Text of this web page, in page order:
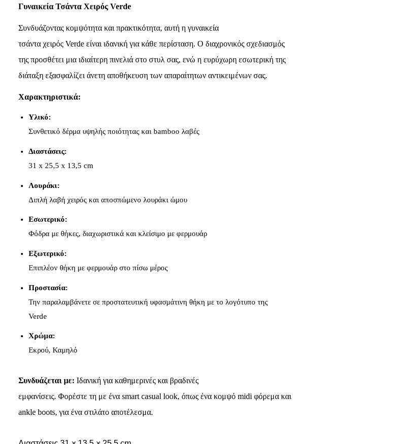
Γυναικεία Τσάντα Χειρός Verde
Συνδυάζοντας κομψότητα και πρακτικότητα, αυτή η γυναικεία
τσάντα χειρός Verde είναι ιδανική για κάθε περίσταση. Ο διαχρονικός σχεδιασμός
της προσθέτει μια ιδιαίτερη πινελιά στο στυλ σας, ενώ η ευρύχωρη εσωτερική της
διάταξη εξασφαλίζει άνετη αποθήκευση των απαραίτητων αντικειμένων σας.
Χαρακτηριστικά:
Υλικό:
Συνθετικό δέρμα υψηλής ποιότητας και bamboo λαβές
Διαστάσεις:
31 x 25,5 x 13,5 cm
Λουράκι:
Διπλή λαβή χειρός και αποσπώμενο λουράκι ώμου
Εσωτερικό:
Φόδρα με θήκες, διαχωριστικά και κλείσιμο με φερμουάρ
Εξωτερικό:
Επιπλέον θήκη με φερμουάρ στο πίσω μέρος
Προστασία:
Την παραλαμβάνετε σε προστατευτική υφασμάτινη θήκη με το λογότυπο της
Verde
Χρώμα:
Εκρού, Καμηλό
Συνδυάζεται με: Ιδανική για καθημερινές και βραδινές
εμφανίσεις. Φορέστε τη με ένα smart casual look, όπως ένα κομψό midi φόρεμα και
ankle boots, για ένα στιλάτο αποτέλεσμα.